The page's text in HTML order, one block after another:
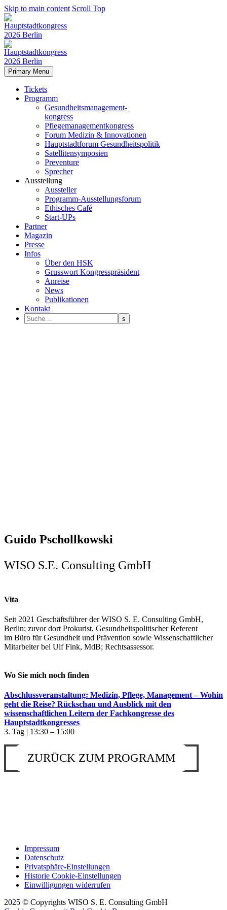
Skip to main content Scroll Top
Primary Menu
Tickets
Programm
Gesundheitsmanagement-
kongress
Pflegemanagementkongress
Forum Medizin & Innovationen
Hauptstadtforum Gesundheitspolitik
Satellitensymposien
Preventure
Sprecher
Ausstellung
Aussteller
Programm-Ausstellungsforum
Ethisches Café
Start-UPs
Partner
Magazin
Presse
Infos
Über den HSK
Grusswort Kongresspräsident
Anreise
News
Publikationen
Kontakt
Guido Pschollkowski
WISO S.E. Consulting GmbH
Vita
Seit 2021 Geschäftsführer der WISO S. E. Consulting GmbH,
Berlin; zuvor dort Prokurist, Gesundheitspolitischer Referent
im Büro für Gesundheit und Prävention sowie Wissenschaftlicher
Mitarbeiter bei Ulf Fink, MdB; Rechtsassessor.
Wo Sie mich noch finden
Abschlussveranstaltung: Medizin, Pflege, Management – Wohin
geht die Reise? Rückschau und Ausblick mit den
wissenschaftlichen Leitern der Fachkongresse des
Hauptstadtkongresses
3. Tag | 13:30 – 15:00
ZURÜCK ZUM PROGRAMM
Impressum
Datenschutz
Privatsphäre-Einstellungen
Historie Cookie-Einstellungen
Einwilligungen widerrufen
2025 © Copyrights WISO S. E. Consulting GmbH